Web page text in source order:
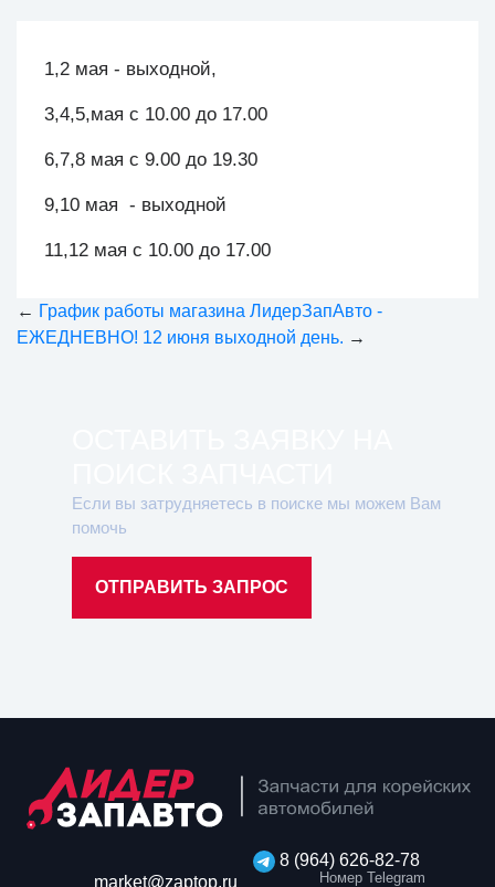
1,2 мая - выходной,
3,4,5,мая с 10.00 до 17.00
6,7,8 мая с 9.00 до 19.30
9,10 мая - выходной
11,12 мая с 10.00 до 17.00
← График работы магазина ЛидерЗапАвто -
ЕЖЕДНЕВНО! 12 июня выходной день. →
Если вы затрудняетесь в поиске мы можем Вам
помочь
ОТПРАВИТЬ ЗАПРОС
market@zaptop.ru
8 (964) 626-82-78
Номер Telegram